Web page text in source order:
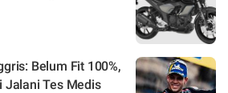
Belum Fit 100%,
Jalani Tes Medis